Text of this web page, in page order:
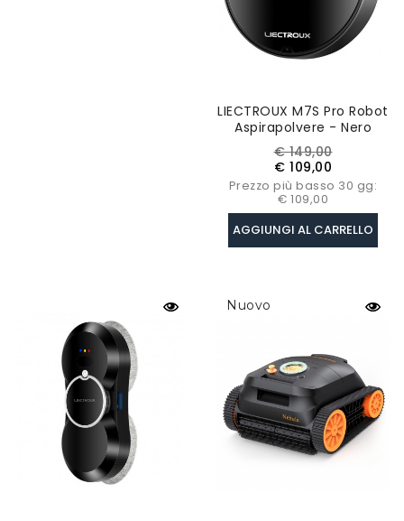
LIECTROUX M7S Pro Robot
Aspirapolvere - Nero
Prezzo
base
€ 149,00Prezzo
€ 109,00
Prezzo più basso 30 gg:
€ 109,00
AGGIUNGI AL CARRELLO
Nuovo